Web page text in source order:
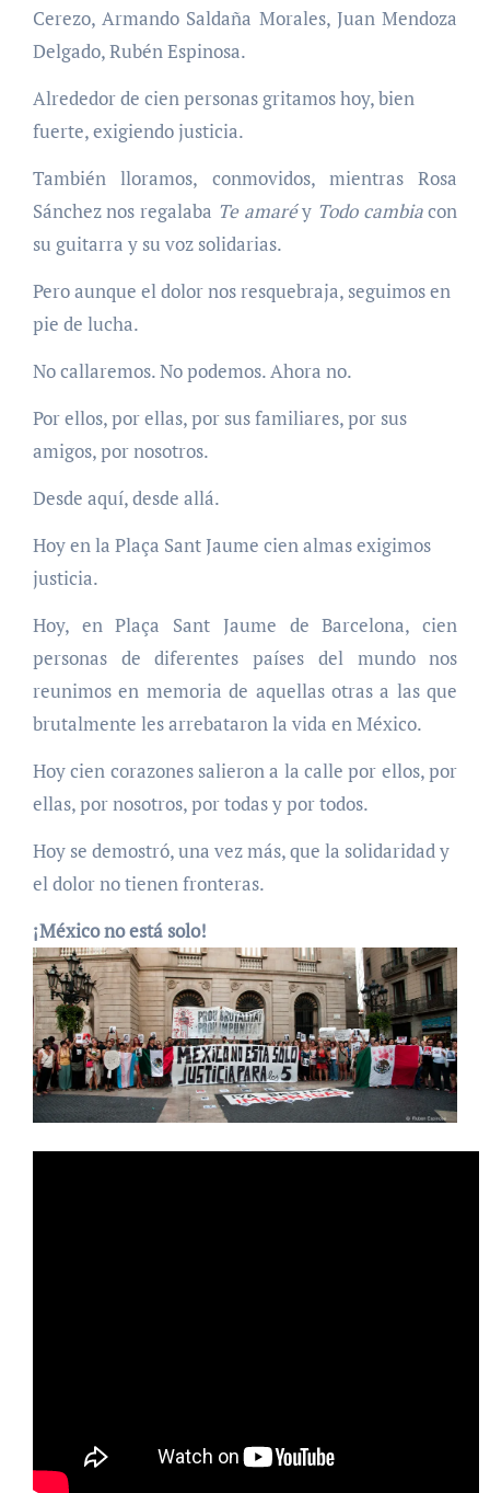
Cerezo, Armando Saldaña Morales, Juan Mendoza
Delgado, Rubén Espinosa.
Alrededor de cien personas gritamos hoy, bien
fuerte, exigiendo justicia.
También lloramos, conmovidos, mientras Rosa
Sánchez nos regalaba Te amaréy Todo cambiacon
su guitarra y su voz solidarias.
Pero aunque el dolor nos resquebraja, seguimos en
pie de lucha.
No callaremos. No podemos. Ahora no.
Por ellos, por ellas, por sus familiares, por sus
amigos, por nosotros.
Desde aquí, desde allá.
Hoy en la Plaça Sant Jaume cien almas exigimos
justicia.
Hoy, en Plaça Sant Jaume de Barcelona, cien
personas de diferentes países del mundo nos
reunimos en memoria de aquellas otras a las que
brutalmente les arrebataron la vida en México.
Hoy cien corazones salieron a la calle por ellos, por
ellas, por nosotros, por todas y por todos.
Hoy se demostró, una vez más, que la solidaridad y
el dolor no tienen fronteras.
¡México no está solo!